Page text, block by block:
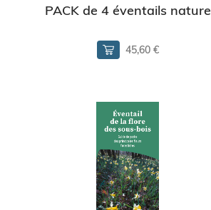
PACK de 4 éventails nature
45,60 €